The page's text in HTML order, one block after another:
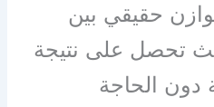
حقيقي بين
تحصل على نتيجة
دون الحاجة